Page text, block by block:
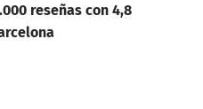
reseñas con 4,8